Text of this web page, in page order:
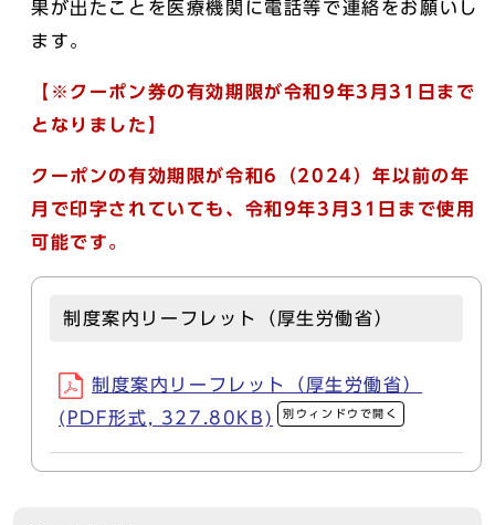
果が出たことを医療機関に電話等で連絡をお願いし
ます。
【※クーポン券の有効期限が令和9年3月31日まで
となりました】
クーポンの有効期限が令和6（2024）年以前の年
月で印字されていても、 令和9年3月31日まで使用
可能です。
制度案内リーフレット（厚生労働省）
制度案内リーフレット（厚生労働省）
(PDF形式, 327.80KB)
別ウィンドウで開く